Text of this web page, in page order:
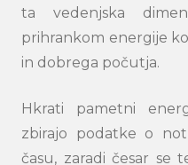
ta vedenjska
prihrankom energije
in dobrega počutja.
Hkrati pametni
zbirajo podatke o
času, zaradi česar se